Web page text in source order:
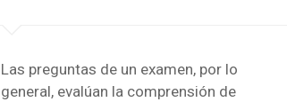
Las preguntas de un examen, por lo
general, evalúan la comprensión de